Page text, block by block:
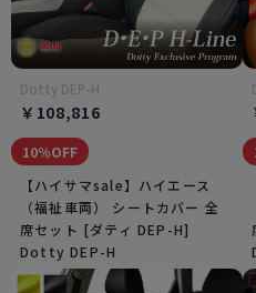
Dotty DEP-H
￥108,816
10％OFF
【ハイサマsale】ハイエース
（福祉車両） シートカバー 全
席セット [ダティ DEP-H]
Dotty DEP-H